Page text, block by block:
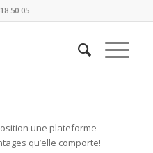
50 05
une plateforme
qu’elle comporte!